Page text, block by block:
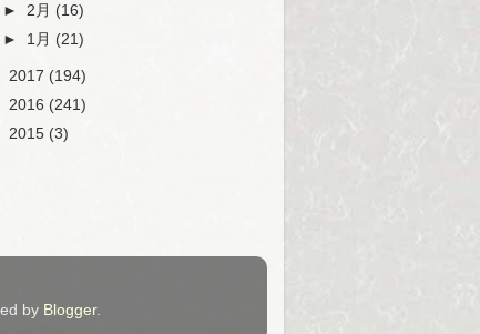
► 2月 (16)
► 1月 (21)
2017 (194)
2016 (241)
2015 (3)
by Blogger.